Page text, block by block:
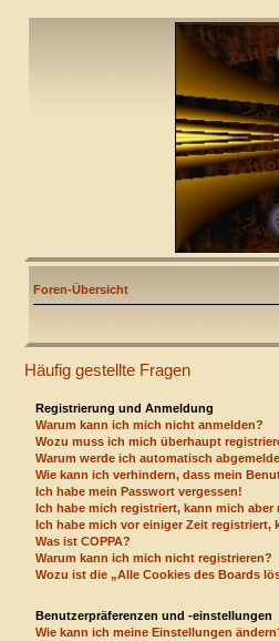
Foren-Übersicht
Häufig gestellte Fragen
Registrierung und Anmeldung
Warum kann ich mich nicht anmelden?
Wozu muss ich mich überhaupt
Warum werde ich automatisch
Wie kann ich verhindern, dass mein
Ich habe mein Passwort vergessen!
Ich habe mich registriert, kann mich aber
Ich habe mich vor einiger Zeit registriert,
Was ist COPPA?
Warum kann ich mich nicht registrieren?
Wozu ist die „Alle Cookies des Boards
Benutzerpräferenzen und -einstellungen
Wie kann ich meine Einstellungen